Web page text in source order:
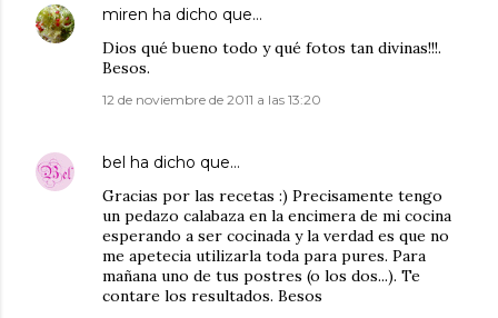
miren ha dicho que…
Dios qué bueno todo y qué fotos tan divinas!!!.
Besos.
12 de noviembre de 2011 a las 13:20
bel ha dicho que…
Gracias por las recetas :) Precisamente tengo
un pedazo calabaza en la encimera de mi cocina
esperando a ser cocinada y la verdad es que no
me apetecia utilizarla toda para pures. Para
mañana uno de tus postres (o los dos...). Te
contare los resultados. Besos